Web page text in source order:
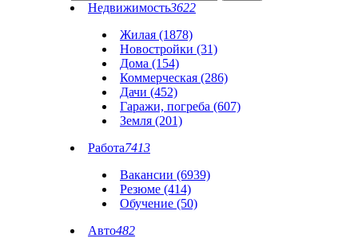
Недвижимость3622
Жилая (1878)
Новостройки (31)
Дома (154)
Коммерческая (286)
Дачи (452)
Гаражи, погреба (607)
Земля (201)
Работа7413
Вакансии (6939)
Резюме (414)
Обучение (50)
Авто482